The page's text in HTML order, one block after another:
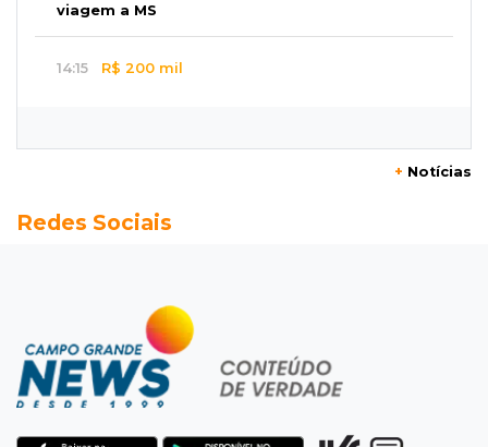
viagem a MS
14:15 R$ 200 mil
Obra do novo plenário da Assembleia chega a
Coisa de brasileiro
BC estuda bloquear ofensas e ameaças em
mensagens do Pix
+ Notícias
Redes Sociais